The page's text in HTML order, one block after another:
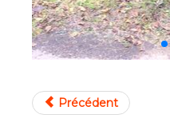
Précédent